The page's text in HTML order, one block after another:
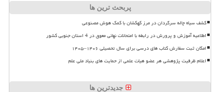
پربحث ترین ها
کشف سیاه چاله سرگردان در مرز کهکشان با کمک هوش مصنوعی
اطلاعیه آموزش و پرورش در رابطه با امتحانات نهائی معوق در 4 استان جنوبی کشور
امکان ثبت سفارش کتاب های درسی برای سال تحصیلی ۱۴۰۶–۱۴۰۵
اعلام ظرفیت پژوهشی هر عضو هیات علمی از حمایت های بنیاد ملی علم
جدیدترین ها